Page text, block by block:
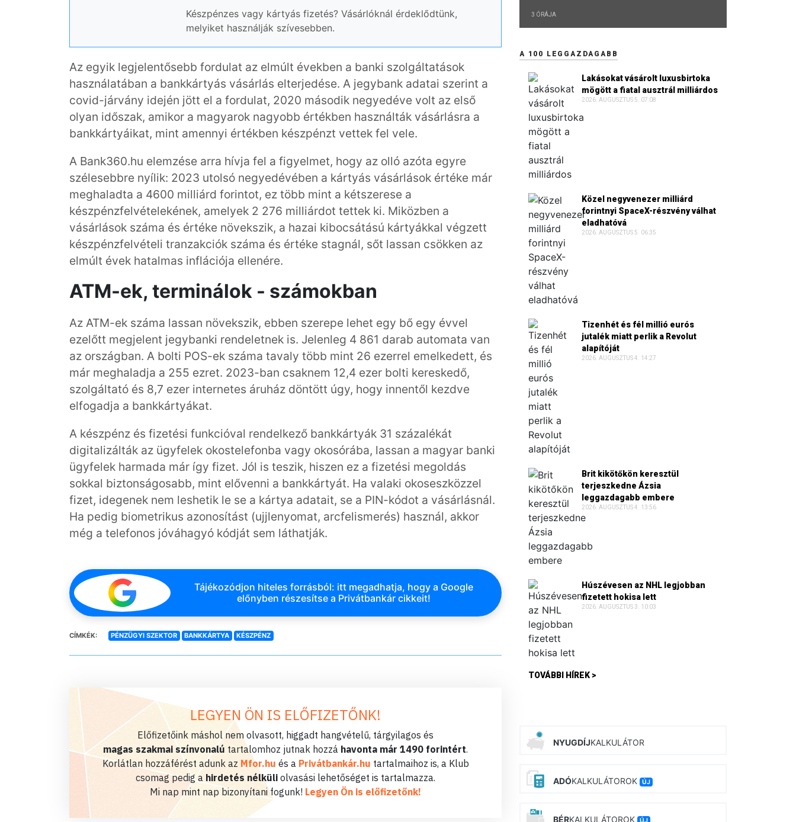
Készpénzes vagy kártyás fizetés? Vásárlóknál érdeklődtünk,
melyiket használják szívesebben.
Az egyik legjelentősebb fordulat az elmúlt években a banki szolgáltatások
használatában a bankkártyás vásárlás elterjedése. A jegybank adatai szerint a
covid-járvány idején jött el a fordulat, 2020 második negyedéve volt az első
olyan időszak, amikor a magyarok nagyobb értékben használták vásárlásra a
bankkártyáikat, mint amennyi értékben készpénzt vettek fel vele.
A Bank360.hu elemzése arra hívja fel a figyelmet, hogy az olló azóta egyre
szélesebbre nyílik: 2023 utolsó negyedévében a kártyás vásárlások értéke már
meghaladta a 4600 milliárd forintot, ez több mint a kétszerese a
készpénzfelvételekének, amelyek 2 276 milliárdot tettek ki. Miközben a
vásárlások száma és értéke növekszik, a hazai kibocsátású kártyákkal végzett
készpénzfelvételi tranzakciók száma és értéke stagnál, sőt lassan csökken az
elmúlt évek hatalmas inflációja ellenére.
ATM-ek, terminálok - számokban
Az ATM-ek száma lassan növekszik, ebben szerepe lehet egy bő egy évvel
ezelőtt megjelent jegybanki rendeletnek is. Jelenleg 4 861 darab automata van
az országban. A bolti POS-ek száma tavaly több mint 26 ezerrel emelkedett, és
már meghaladja a 255 ezret. 2023-ban csaknem 12,4 ezer bolti kereskedő,
szolgáltató és 8,7 ezer internetes áruház döntött úgy, hogy innentől kezdve
elfogadja a bankkártyákat.
A készpénz és fizetési funkcióval rendelkező bankkártyák 31 százalékát
digitalizálták az ügyfelek okostelefonba vagy okosórába, lassan a magyar banki
ügyfelek harmada már így fizet. Jól is teszik, hiszen ez a fizetési megoldás
sokkal biztonságosabb, mint elővenni a bankkártyát. Ha valaki okoseszközzel
fizet, idegenek nem leshetik le se a kártya adatait, se a PIN-kódot a vásárlásnál.
Ha pedig biometrikus azonosítást (ujjlenyomat, arcfelismerés) használ, akkor
még a telefonos jóváhagyó kódját sem láthatják.
Tájékozódjon hiteles forrásból: itt megadhatja, hogy a Google
előnyben részesítse a Privátbankár cikkeit!
CÍMKÉK: PÉNZÜGYI SZEKTOR BANKKÁRTYA KÉSZPÉNZ
LEGYEN ÖN IS ELŐFIZETŐNK!
Előfizetőink máshol nem olvasott, higgadt hangvételű, tárgyilagos és
magas szakmai színvonalú tartalomhoz jutnak hozzá havonta már 1490 forintért.
Korlátlan hozzáférést adunk az Mfor.hu és a Privátbankár.hu tartalmaihoz is, a Klub
csomag pedig a hirdetés nélküli olvasási lehetőséget is tartalmazza.
Mi nap mint nap bizonyítani fogunk! Legyen Ön is előfizetőnk!
3 ÓRÁJA
A 100 LEGGAZDAGABB
Lakásokat vásárolt luxusbirtoka
mögött a fiatal ausztrál milliárdos
2026. AUGUSZTUS 5. 07:08
Közel negyvenezer milliárd
forintnyi SpaceX-részvény válhat
eladhatóvá
2026. AUGUSZTUS 5. 06:35
Tizenhét és fél millió eurós
jutalék miatt perlik a Revolut
alapítóját
2026. AUGUSZTUS 4. 14:27
Brit kikötőkön keresztül
terjeszkedne Ázsia
leggazdagabb embere
2026. AUGUSZTUS 4. 13:56
Húszévesen az NHL legjobban
fizetett hokisa lett
2026. AUGUSZTUS 3. 10:03
TOVÁBBI HÍREK >
NYUGDÍJKALKULÁTOR
ADÓKALKULÁTOROK ÚJ
BÉRKALKULÁTOROK ÚJ